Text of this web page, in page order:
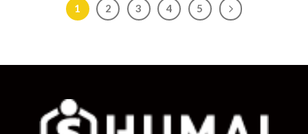
1 2 3 4 5